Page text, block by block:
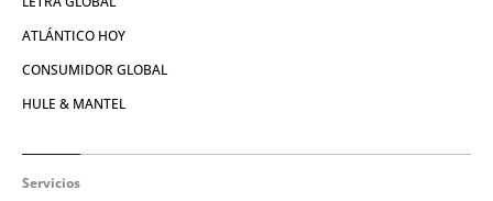
ATLÁNTICO HOY
CONSUMIDOR GLOBAL
HULE & MANTEL
Servicios